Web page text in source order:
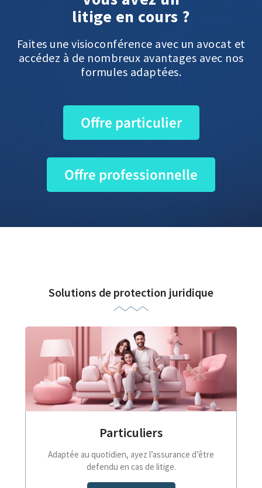
litige en cours ?
Faites une visioconférence avec un avocat et
accédez à de nombreux avantages avec nos
formules adaptées.
Offre particulier
Offre professionnelle
Solutions de protection juridique
Particuliers
Adaptée au quotidien, ayez l’assurance d’être
defendu en cas de litige.